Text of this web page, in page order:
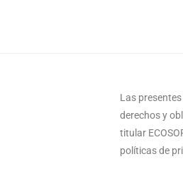
Las
derechos y
titular
políticas de